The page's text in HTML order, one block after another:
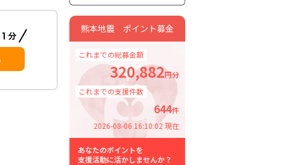
熊本地震 ポイント募金
これまでの総募金額
320,882円分
これまでの支援件数
644件
2026-08-06 16:10:02 現在
あなたのポイントを
支援活動に活かしませんか？